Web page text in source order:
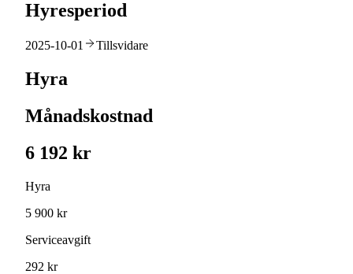
Hyresperiod
2025-10-01 Tillsvidare
Hyra
Månadskostnad
6 192 kr
Hyra
5 900 kr
Serviceavgift
292 kr